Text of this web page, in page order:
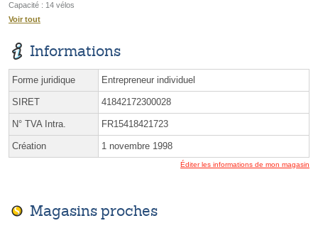
Capacité : 14 vélos
Voir tout
Informations
Forme juridique Entrepreneur individuel
SIRET 41842172300028
N° TVA Intra. FR15418421723
Création 1 novembre 1998
Éditer les informations de mon magasin
Magasins proches